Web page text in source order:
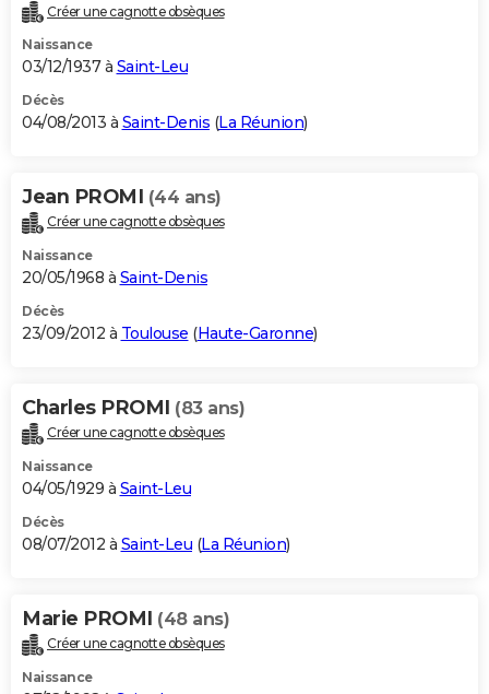
Créer une cagnotte obsèques
Naissance
03/12/1937 à Saint-Leu
Décès
04/08/2013 à Saint-Denis (La Réunion)
Jean PROMI (44 ans)
Créer une cagnotte obsèques
Naissance
20/05/1968 à Saint-Denis
Décès
23/09/2012 à Toulouse (Haute-Garonne)
Charles PROMI (83 ans)
Créer une cagnotte obsèques
Naissance
04/05/1929 à Saint-Leu
Décès
08/07/2012 à Saint-Leu (La Réunion)
Marie PROMI (48 ans)
Créer une cagnotte obsèques
Naissance